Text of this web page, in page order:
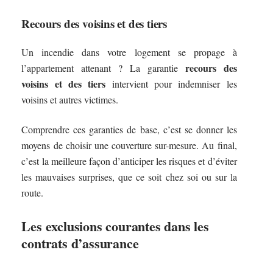
Recours des voisins et des tiers
Un incendie dans votre logement se propage à
l’appartement attenant ? La garantie recours des
voisins et des tiers intervient pour indemniser les
voisins et autres victimes.
Comprendre ces garanties de base, c’est se donner les
moyens de choisir une couverture sur-mesure. Au final,
c’est la meilleure façon d’anticiper les risques et d’éviter
les mauvaises surprises, que ce soit chez soi ou sur la
route.
Les exclusions courantes dans les
contrats d’assurance